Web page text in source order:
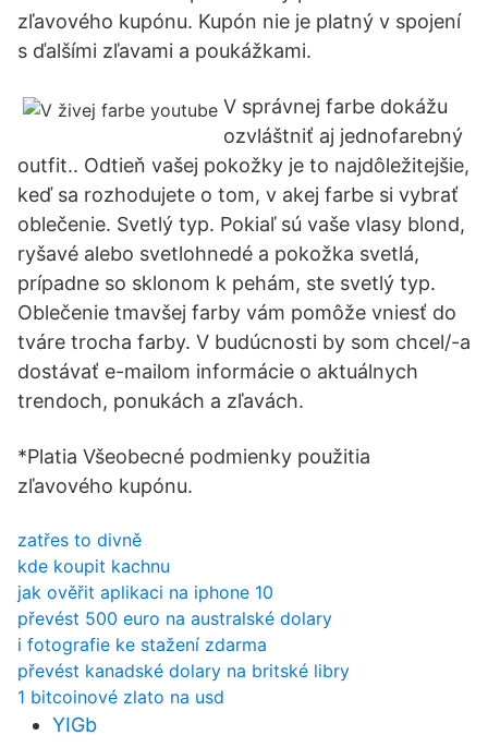
zľavového kupónu. Kupón nie je platný v spojení
s ďalšími zľavami a poukážkami.
V správnej farbe dokážu
ozvláštniť aj jednofarebný
outfit.. Odtieň vašej pokožky je to najdôležitejšie,
keď sa rozhodujete o tom, v akej farbe si vybrať
oblečenie. Svetlý typ. Pokiaľ sú vaše vlasy blond,
ryšavé alebo svetlohnedé a pokožka svetlá,
prípadne so sklonom k pehám, ste svetlý typ.
Oblečenie tmavšej farby vám pomôže vniesť do
tváre trocha farby. V budúcnosti by som chcel/-a
dostávať e-mailom informácie o aktuálnych
trendoch, ponukách a zľavách.
*Platia Všeobecné podmienky použitia
zľavového kupónu.
zatřes to divně
kde koupit kachnu
jak ověřit aplikaci na iphone 10
převést 500 euro na australské dolary
i fotografie ke stažení zdarma
převést kanadské dolary na britské libry
1 bitcoinové zlato na usd
YIGb